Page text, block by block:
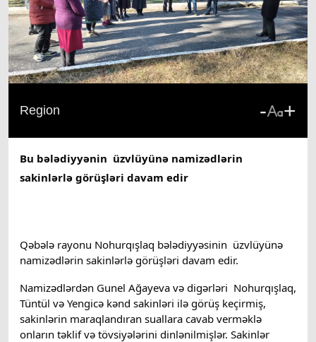
Region - +
Bu bələdiyyənin  üzvlüyünə namizədlərin
sakinlərlə görüşləri davam edir
Qəbələ rayonu Nohurqışlaq bələdiyyəsinin  üzvlüyünə
namizədlərin sakinlərlə görüşləri davam edir.
Namizədlərdən Gunel Ağayeva və digərləri  Nohurqışlaq,
Tüntül və Yengicə kənd sakinləri ilə görüş keçirmiş,
sakinlərin maraqlandıran suallara cavab verməklə
onların təklif və tövsiyələrini dinlənilmişlər. Sakinlər